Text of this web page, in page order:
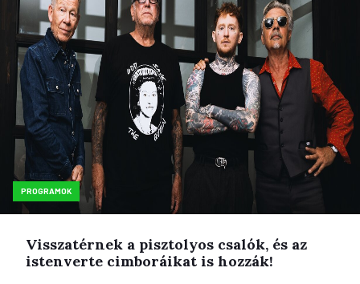
PROGRAMOK
Visszatérnek a pisztolyos csalók, és az
istenverte cimboráikat is hozzák!